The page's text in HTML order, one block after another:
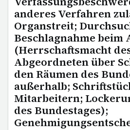
anderes Verfahren
Organstreit;
Beschlagnahme beim
(Herrschaftsmacht
Abgeordneten über
den Räumen des
außerhalb;
Mitarbeitern;
des Bundestages);